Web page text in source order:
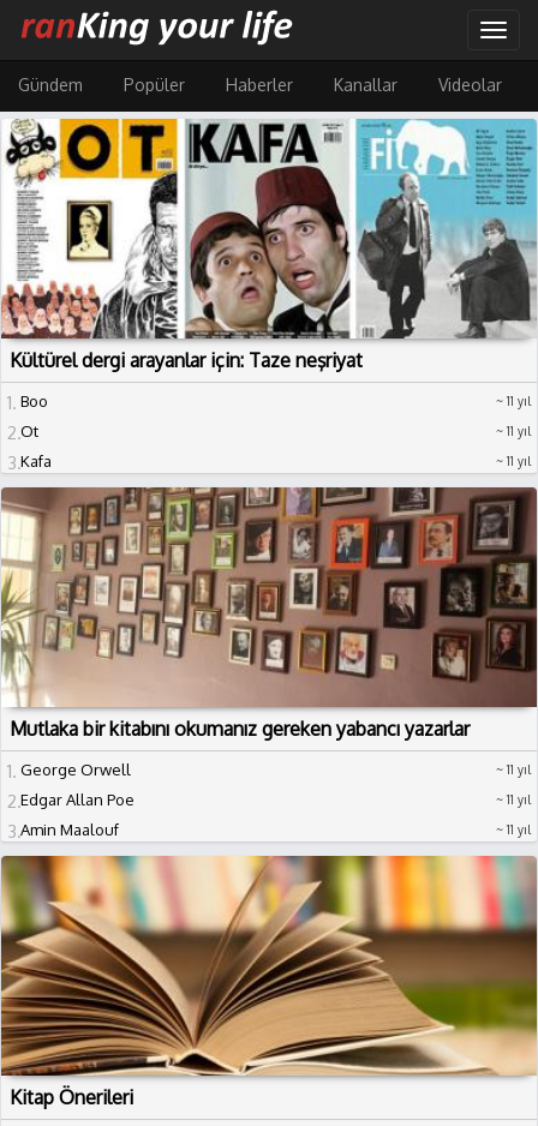
içeriğe
atla
Gündem
Popüler Haberler Kanallar Videolar
Kültürel dergi arayanlar için: Taze neşriyat
1 11 yıl
Boo
2 11 yıl
Ot
3 11 yıl
Kafa
Mutlaka bir kitabını okumanız gereken yabancı yazarlar
1 11 yıl
George Orwell
2 11 yıl
Edgar Allan Poe
3 11 yıl
Amin Maalouf
Kitap Önerileri